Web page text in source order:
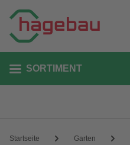
SORTIMENT
Startseite Garten